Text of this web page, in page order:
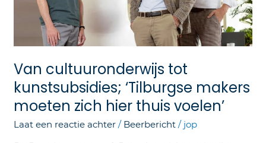
Van cultuuronderwijs tot
kunstsubsidies; ‘Tilburgse makers
moeten zich hier thuis voelen’
Laat een reactie achter / Beerbericht / jop